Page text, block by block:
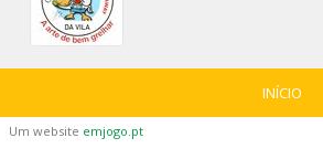
INÍCIO
Um website emjogo.pt